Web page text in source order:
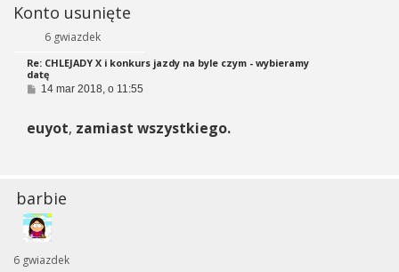
Konto usunięte
6 gwiazdek
Re: CHLEJADY X i konkurs jazdy na byle czym - wybieramy
datę
P
t
14 mar 2018, o 11:55
euyot, zamiast wszystkiego.
barbie
6 gwiazdek